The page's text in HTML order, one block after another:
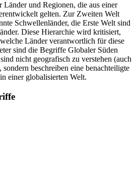
und Regionen, die aus einer
gelten. Zur Zweiten Welt
Schwellenländer, die Erste Welt sind
Diese Hierarchie wird kritisiert,
Länder verantwortlich für diese
sind die Begriffe Globaler Süden
nicht geografisch zu verstehen (auch
beschreiben eine benachteiligte
einer globalisierten Welt.